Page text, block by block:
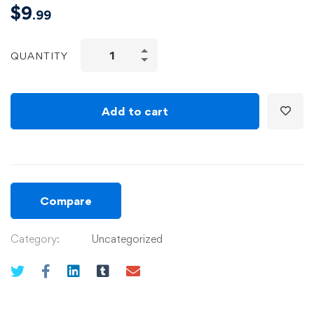
$9.99
QUANTITY
Add to cart
Compare
Category: Uncategorized